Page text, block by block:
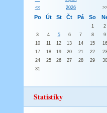
<<
2026 >>
Po Út St Čt Pá So
1
2
3
4 5 6 7 8
9
10
11 12 13 14 15
16
17
18 19 20 21 22
23
24
25 26 27 28 29
30
31
Statistiky